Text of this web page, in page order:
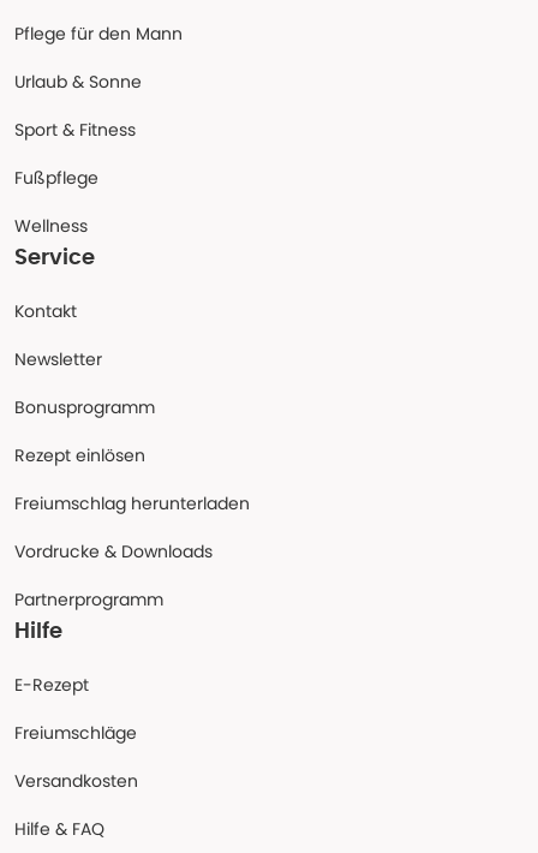
Pflege für den Mann
Urlaub & Sonne
Sport & Fitness
Fußpflege
Wellness
Service
Kontakt
Newsletter
Bonusprogramm
Rezept einlösen
Freiumschlag herunterladen
Vordrucke & Downloads
Partnerprogramm
Hilfe
E-Rezept
Freiumschläge
Versandkosten
Hilfe & FAQ